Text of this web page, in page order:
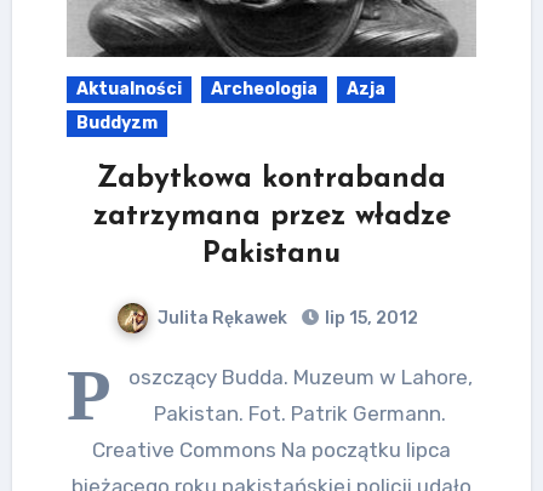
Aktualności Archeologia
Azja
Buddyzm
Zabytkowa kontrabanda
zatrzymana przez władze
Pakistanu
Julita Rękawek lip 15, 2012
P
oszczący Budda. Muzeum w Lahore,
Pakistan. Fot. Patrik Germann.
Creative Commons Na początku lipca
bieżącego roku pakistańskiej policji udało